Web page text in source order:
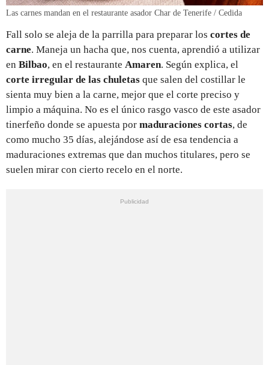
Las carnes mandan en el restaurante asador Char de Tenerife / Cedida
Fall solo se aleja de la parrilla para preparar los cortes de
carne. Maneja un hacha que, nos cuenta, aprendió a utilizar
en Bilbao, en el restaurante Amaren. Según explica, el
corte irregular de las chuletas que salen del costillar le
sienta muy bien a la carne, mejor que el corte preciso y
limpio a máquina. No es el único rasgo vasco de este asador
tinerfeño donde se apuesta por maduraciones cortas, de
como mucho 35 días, alejándose así de esa tendencia a
maduraciones extremas que dan muchos titulares, pero se
suelen mirar con cierto recelo en el norte.